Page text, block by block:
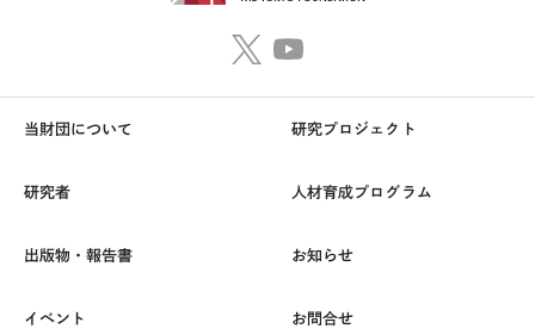
当財団について 研究プロジェクト
研究者 人材育成プログラム
出版物・報告書 お知らせ
イベント お問合せ